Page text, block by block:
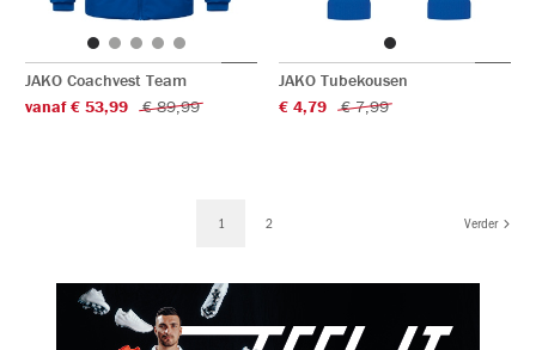
JAKO Coachvest Team
vanaf € 53,99
€ 89,99
JAKO Tubekousen
€ 4,79
€ 7,99
1 2 Verder